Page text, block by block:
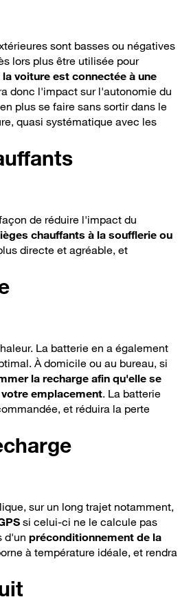
sont basses ou négatives
lors plus être utilisée pour
voiture est connectée à une
donc l'impact sur l'autonomie du
plus se faire sans sortir dans le
quasi systématique avec les
de réduire l'impact du
chauffants à la soufflerie ou
directe et agréable, et
La batterie en a également
À domicile ou au bureau, si
la recharge afin qu'elle se
emplacement. La batterie
et réduira la perte
sur un long trajet notamment,
si celui-ci ne le calcule pas
d'un préconditionnement de la
à température idéale, et rendra